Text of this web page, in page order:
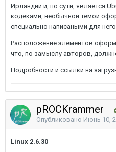
Ирландии и, по сути, является
кодеками, необычной темой
специально написаными для
Расположение элементов
что, по замыслу авторов,
Подробности и ссылки на
pROCKrammer
Опубликовано Июнь 10,
Linux 2.6.30